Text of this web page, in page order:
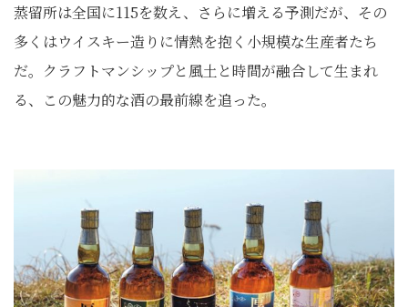
蒸留所は全国に115を数え、さらに増える予測だが、その
多くはウイスキー造りに情熱を抱く小規模な生産者たち
だ。クラフトマンシップと風土と時間が融合して生まれ
る、この魅力的な酒の最前線を追った。